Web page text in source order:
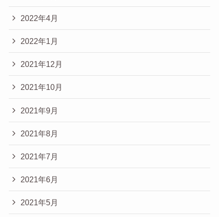
2022年4月
2022年1月
2021年12月
2021年10月
2021年9月
2021年8月
2021年7月
2021年6月
2021年5月